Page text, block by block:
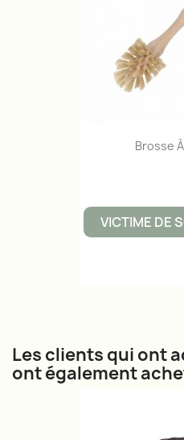
Brosse
VICTIME DE
Les clients qui ont
ont également